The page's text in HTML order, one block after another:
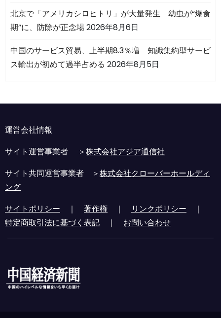
北京で「アメリカシロヒトリ」が大量発生 幼虫が“爆食
期”に、防除が正念場2026年8月6日
中国のサービス貿易、上半期8.3％増 知識集約型サービ
ス輸出が初めて過半占める 2026年8月5日
運営会社情報
サイト運営事業者 ＞株式会社アジア通信社
サイト共同運営事業者 ＞株式会社クローバーホールディ
ング
サイトポリシー ｜ 著作権 ｜ リンクポリシー ｜
特定商取引法に基づく表記 ｜ お問い合わせ